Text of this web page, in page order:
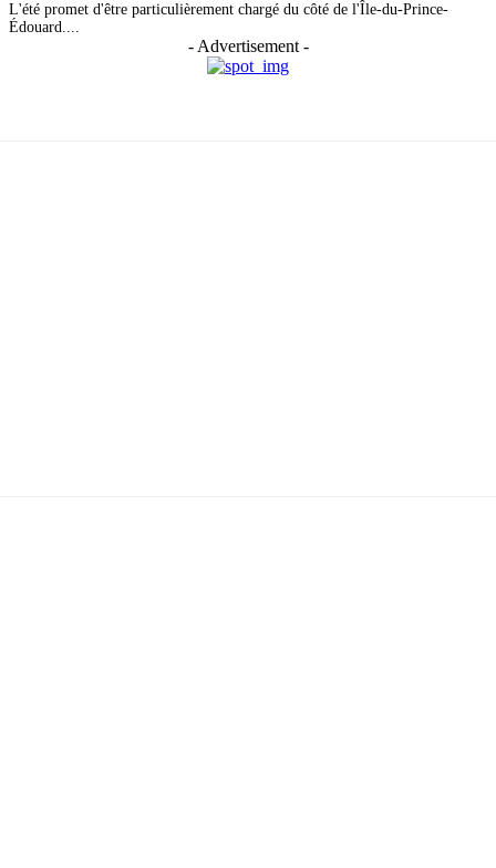
L'été promet d'être particulièrement chargé du côté de l'Île-du-Prince-
Édouard....
- Advertisement -